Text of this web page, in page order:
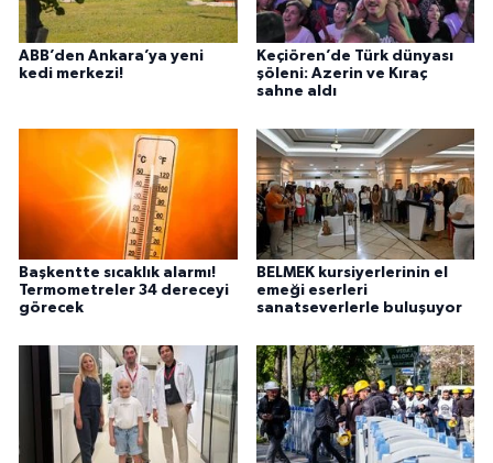
ABB’den Ankara’ya yeni
kedi merkezi!
Keçiören’de Türk dünyası
şöleni: Azerin ve Kıraç
sahne aldı
Başkentte sıcaklık alarmı!
Termometreler 34 dereceyi
görecek
BELMEK kursiyerlerinin el
emeği eserleri
sanatseverlerle buluşuyor